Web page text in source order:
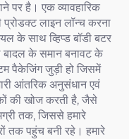
पर है। एक व्यावहारिक
प्रोडक्ट लाइन लॉन्च करना
साथ व्हिप्ड बॉडी बटर
के समान बनावट के
पैकेजिंग जुड़ी हो जिसमें
आंतरिक अनुसंधान एवं
की खोज करती है, जैसे
तक, जिससे हमारे
तक पहुंच बनी रहे। हमारे